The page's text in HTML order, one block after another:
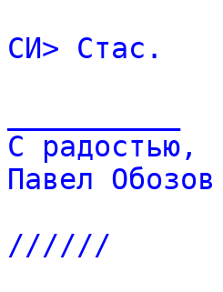
СИ> Стас.
С радостью,
Павел
//////